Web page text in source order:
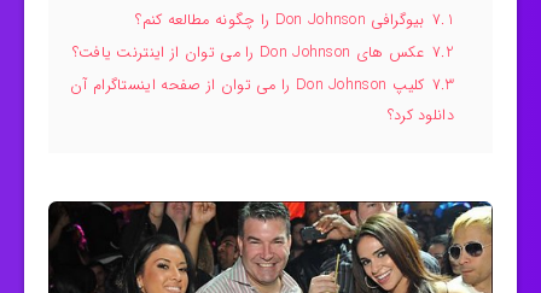
7.1 بیوگرافی Don Johnson را چگونه مطالعه کنم؟
7.2 عکس های Don Johnson را می توان از اینترنت یافت؟
7.3
کلیپ Don Johnson را می توان از صفحه اینستاگرام آن
دانلود کرد؟